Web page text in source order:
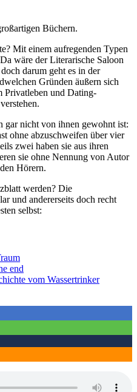
Büchern.
Mit einem aufregenden Typen
wäre der Literarische Saloon
darum geht es in der
Gründen äußern sich
Privatleben und Dating-
gar nicht von ihnen gewohnt ist:
ohne abzuschweifen über vier
zwei haben sie aus ihren
sie ohne Nennung von Autor
Hörern.
werden? Die
und andererseits doch recht
selbst:
end
vom Wassertrinker